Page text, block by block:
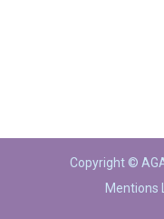
Copyright ©
Mentions